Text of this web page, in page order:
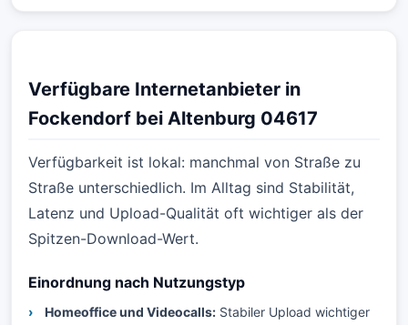
Verfügbare Internetanbieter in
Fockendorf bei Altenburg 04617
Verfügbarkeit ist lokal: manchmal von Straße zu
Straße unterschiedlich. Im Alltag sind Stabilität,
Latenz und Upload-Qualität oft wichtiger als der
Spitzen-Download-Wert.
Einordnung nach Nutzungstyp
Homeoffice und Videocalls: Stabiler Upload wichtiger